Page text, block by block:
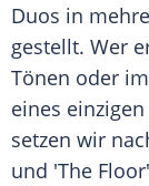
Duos in
gestellt. Wer
Tönen oder im
eines
setzen wir
und 'The